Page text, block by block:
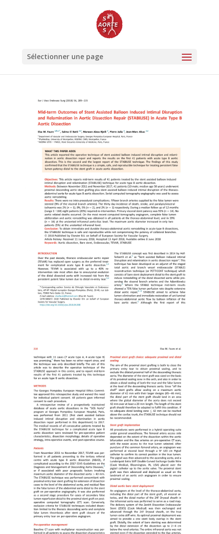
Sélectionner une page